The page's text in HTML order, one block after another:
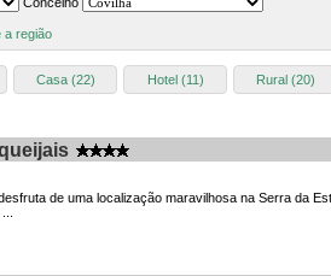
a região
Casa (22) Hotel (11) Rural (20)
de uma localização maravilhosa na Serra da